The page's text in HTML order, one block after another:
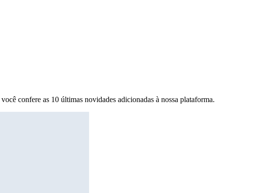
confere as 10 últimas novidades adicionadas à nossa plataforma.